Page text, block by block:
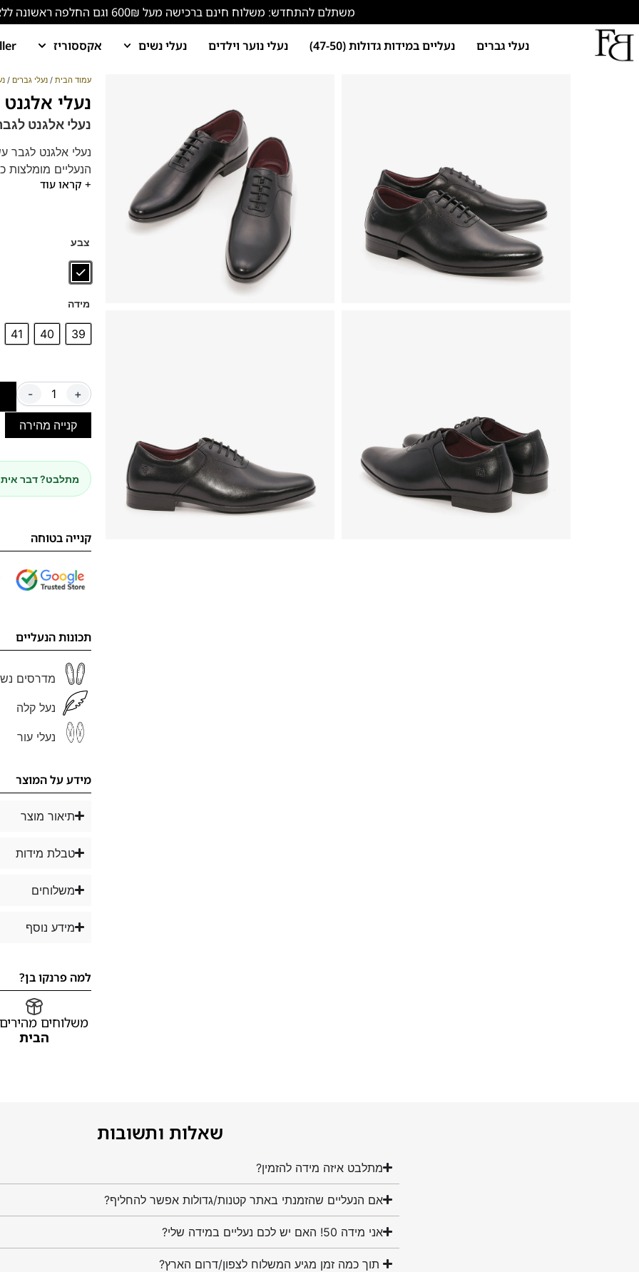
משתלם להתחדש: משלוח חינם ברכישה מעל 600₪ וגם החלפה ראשונה ללא עלות!
נעלי גברים נעליים במידות גדולות (47-50) נעלי נוער וילדים נעלי נשים אקססוריז
עמוד הבית / נעלי גברים /
נעלי אלגנט לגבר
נעלי אלגנט לגבר
נעלי אלגנט לגבר
הנעליים מומלצות
מגיע עםמדרס+ קראו עוד
צבע
מידה
39
40
41
- +
קנייה מהירה
מתלבט? דבר
קנייה בטוחה
תכונות הנעליים
מדרסים
נעל קלה
נעלי עור
מידע על המוצר
תיאור מוצר
טבלת מידות
משלוחים
מידע נוסף
למה פרנקו בן?
משלוחים
הבית
שאלות ותשובות
מתלבט איזה מידה להזמין?
אם הנעליים שהזמנתי באתר קטנות/גדולות אפשר להחליף?
אני מידה 50! האם יש לכם נעליים במידה שלי?
תוך כמה זמן מגיע המשלוח לצפון/דרום הארץ?